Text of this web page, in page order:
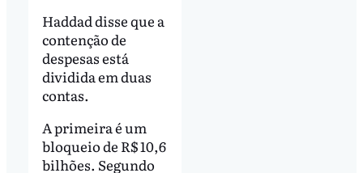
Haddad disse que a
contenção de
despesas está
dividida em duas
contas.
A primeira é um
bloqueio de R$ 10,6
bilhões. Segundo